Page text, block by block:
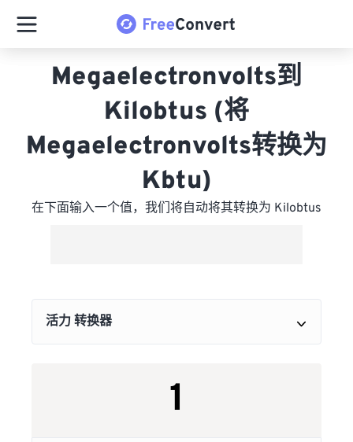
Megaelectronvolts到
Kilobtus (将
Megaelectronvolts转换为
Kbtu)
在下面输入一个值，我们将自动将其转换为 Kilobtus